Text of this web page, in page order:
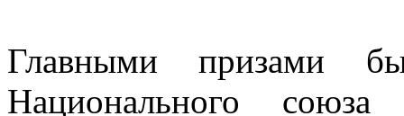
Главными призами
Национального союза